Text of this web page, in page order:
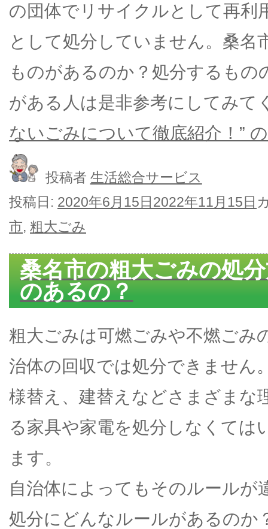
の団体でリサイクルとして再利
として処分していません。桑
ものがあるのか？処分するも
がある人は是非参考にしてみて
ないごみについて徹底紹介！” の
投稿者 生活総合サービス
投稿日: 2020年6月15日 2022年11月15日
市, 粗大ごみ
桑名市の粗大ごみの処
のあるの？
粗大ごみは可燃ごみや不燃ごみ
治体の回収では処分できません
様替え、建替えなどさまざまな
る家具や家電を処分しなくては
ます。
自治体によってもそのルールが
処分にどんなルールがあるのか